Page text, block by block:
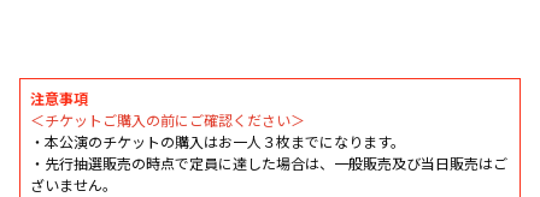
注意事項
＜チケットご購入の前にご確認ください＞
・本公演のチケットの購入はお一人３枚までになります。
・先行抽選販売の時点で定員に達した場合は、一般販売及び当日販売はご
ざいません。